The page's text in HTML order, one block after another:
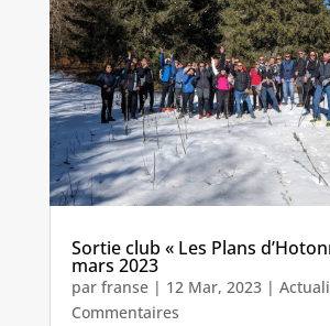
Sortie club « Les Plans
mars 2023
par franse| 12 Mar, 2023|
Commentaires